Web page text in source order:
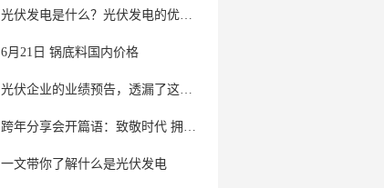
光伏发电是什么？光伏发电的优缺点有哪些？
6月21日 锅底料国内价格
光伏企业的业绩预告，透漏了这些信号
跨年分享会开篇语：致敬时代 拥抱变革
一文带你了解什么是光伏发电